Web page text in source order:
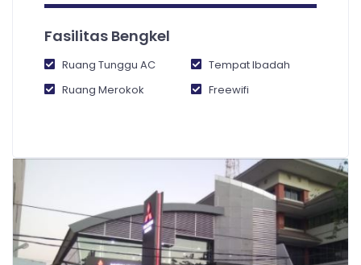
Fasilitas Bengkel
Ruang Tunggu AC
Tempat Ibadah
Ruang Merokok
Freewifi